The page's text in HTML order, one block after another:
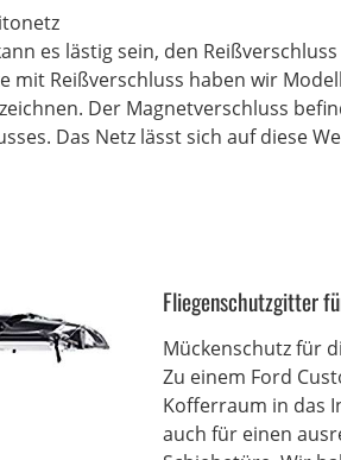
es lästig sein, den
mit Reißverschluss haben wir
Der Magnetverschluss
Das Netz lässt sich auf diese
Fliegenschutzgitter
Mückenschutz für
Zu einem Ford
Kofferraum in das
auch für einen